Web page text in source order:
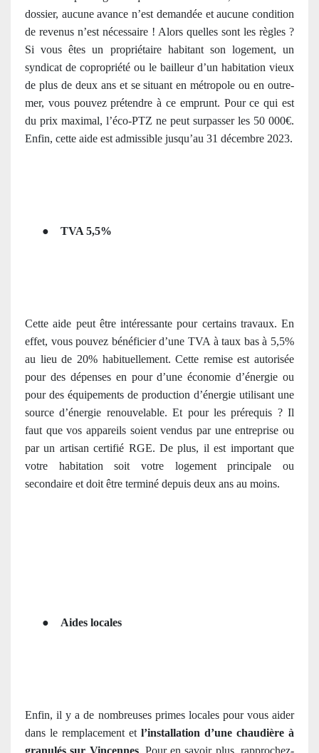
dossier, aucune avance n’est demandée et aucune condition
de revenus n’est nécessaire ! Alors quelles sont les règles ?
Si vous êtes un propriétaire habitant son logement, un
syndicat de copropriété ou le bailleur d’un habitation vieux
de plus de deux ans et se situant en métropole ou en outre-
mer, vous pouvez prétendre à ce emprunt. Pour ce qui est
du prix maximal, l’éco-PTZ ne peut surpasser les 50 000€.
Enfin, cette aide est admissible jusqu’au 31 décembre 2023.
● TVA 5,5%
Cette aide peut être intéressante pour certains travaux. En
effet, vous pouvez bénéficier d’une TVA à taux bas à 5,5%
au lieu de 20% habituellement. Cette remise est autorisée
pour des dépenses en pour d’une économie d’énergie ou
pour des équipements de production d’énergie utilisant une
source d’énergie renouvelable. Et pour les prérequis ? Il
faut que vos appareils soient vendus par une entreprise ou
par un artisancertifié RGE. De plus, il est important que
votre habitation soit votre logement principale ou
secondaire et doit être terminé depuis deux ans au moins.
● Aides locales
Enfin, il y a de nombreuses primes locales pour vous aider
dans le remplacement et l’installation d’une chaudière à
granulés sur Vincennes. Pour en savoir plus, rapprochez-